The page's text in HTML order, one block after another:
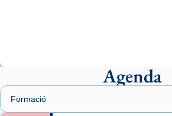
presidit aquest 27 de juliol la
Santes de Mataró.
🔗
Agenda